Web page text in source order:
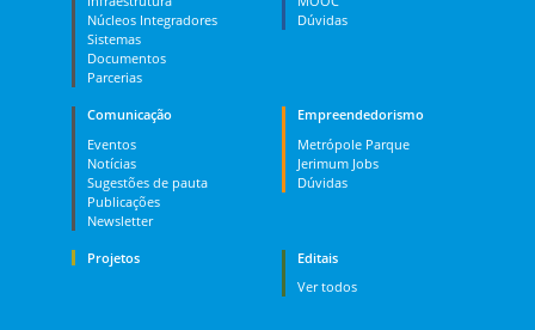
Núcleos Integradores
Sistemas
Documentos
Parcerias
Dúvidas
Comunicação
Eventos
Notícias
Sugestões de pauta
Publicações
Newsletter
Empreendedorismo
Metrópole Parque
Jerimum Jobs
Dúvidas
Projetos
Editais
Ver todos